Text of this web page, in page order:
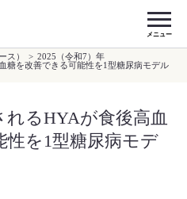
メニュー
ス） > 2025（令和7）年
糖を改善できる可能性を1型糖尿病モデル
るHYAが食後高血
性を1型糖尿病モデ